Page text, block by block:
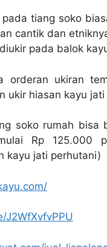
pada tiang soko
cantik dan
pada balok
orderan ukiran
ukir hiasan kayu
soko rumah
Rp 125.000
kayu jati perhutani)
J2WfXvfvPPU